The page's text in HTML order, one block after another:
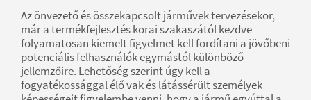
Az önvezető és összekapcsolt járművek tervezésekor,
már a termékfejlesztés korai szakaszától kezdve
folyamatosan kiemelt figyelmet kell fordítani a jövőbeni
potenciális felhasználók egymástól különböző
jellemzőire. Lehetőség szerint úgy kell a
fogyatékossággal élő vak és látássérült személyek